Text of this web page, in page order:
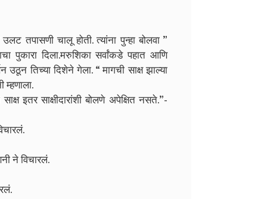
तपासणी चालू होती. त्यांना पुन्हा बोलवा ”
पुकारा दिला.मरुशिका सर्वांकडे पहात आणि
उठून तिच्या दिशेने गेला.“ मागची साक्ष झाल्या
इतर साक्षीदारांशी बोलणे अपेक्षित नसते.”-
ने विचारलं.